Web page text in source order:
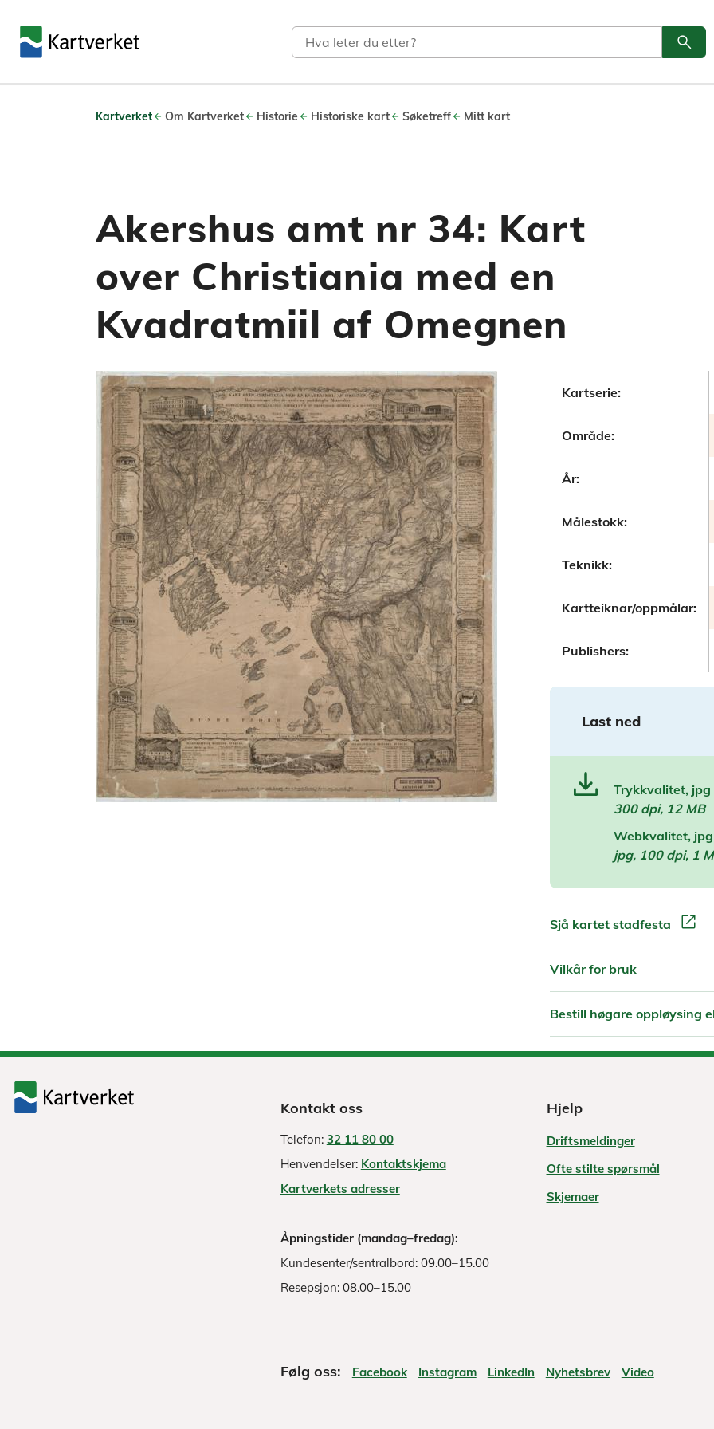
Søk
Søk
search
Kartverket Om Kartverket Historie Historiske kart Søketreff Mitt kart
Akershus amt nr 34: Kart
over Christiania med en
Kvadratmiil af Omegnen
Kartserie:
Område:
År:
Målestokk:
Teknikk:
Kartteiknar/oppmålar:
Publishers:
Last ned
Trykkvalitet, jpg
300 dpi, 12 MB
Webkvalitet, jpg
jpg, 100 dpi, 1
Sjå kartet stadfesta open_in_new
Vilkår for bruk
Bestill høgare oppløysing
Kontakt oss
Telefon: 32 11 80 00
Henvendelser: Kontaktskjema
Kartverkets adresser
Åpningstider (mandag–fredag):
Kundesenter/sentralbord: 09.00–15.00
Resepsjon: 08.00–15.00
Hjelp
Driftsmeldinger
Ofte stilte spørsmål
Skjemaer
Følg oss: Facebook Instagram LinkedIn Nyhetsbrev Video